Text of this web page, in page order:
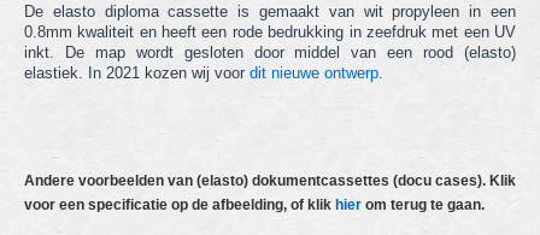
tabbladen
voorraad & "Kids with a Name" items
actie producten
nieuwe producten
De elasto diploma cassette is gemaakt van wit propyleen in een
0.8mm kwaliteit en heeft een rode bedrukking in zeefdruk met een UV
inkt. De map wordt gesloten door middel van een rood (elasto)
elastiek. In 2021 kozen wij voor dit nieuwe ontwerp
Andere voorbeelden van (elasto) dokumentcassettes (docu cases). Klik
voor een specificatie op de afbeelding, of klik hier om terug te gaan.